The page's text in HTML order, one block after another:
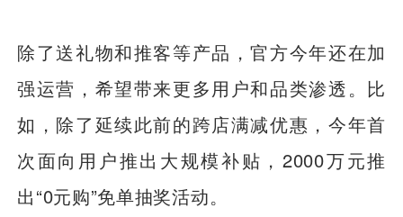
除了送礼物和推客等产品，官方今年还在加
强运营，希望带来更多用户和品类渗透。比
如，除了延续此前的跨店满减优惠，今年首
次面向用户推出大规模补贴，2000万元推
出“0元购”免单抽奖活动。